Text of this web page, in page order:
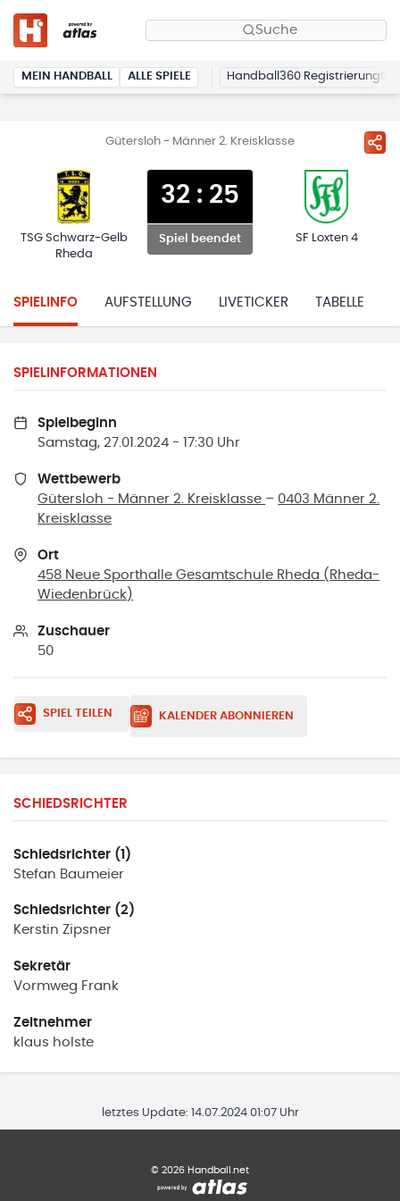
Suche
MEIN HANDBALL ALLE SPIELE Handball360 Registrierung
Gütersloh - Männer 2. Kreisklasse
TSG Schwarz-Gelb
Rheda
32 : 25
Spiel beendet SF Loxten 4
SPIELINFO AUFSTELLUNG LIVETICKER TABELLE
SPIELINFORMATIONEN
Spielbeginn
Samstag, 27.01.2024 - 17:30 Uhr
Wettbewerb
Gütersloh - Männer 2. Kreisklasse – 0403 Männer 2.
Kreisklasse
Ort
458 Neue Sporthalle Gesamtschule Rheda ( Rheda-
Wiedenbrück )
Zuschauer
50
SPIEL TEILEN KALENDER ABONNIEREN
SCHIEDSRICHTER
Schiedsrichter (1)
Stefan Baumeier
Schiedsrichter (2)
Kerstin Zipsner
Sekretär
Vormweg Frank
Zeitnehmer
klaus holste
letztes Update: 14.07.2024 01:07 Uhr
© 2026 Handball.net